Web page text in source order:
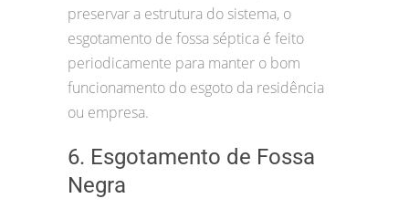
preservar a estrutura do sistema, o
esgotamento de fossa séptica é feito
periodicamente para manter o bom
funcionamento do esgoto da residência
ou empresa.
6. Esgotamento de Fossa
Negra